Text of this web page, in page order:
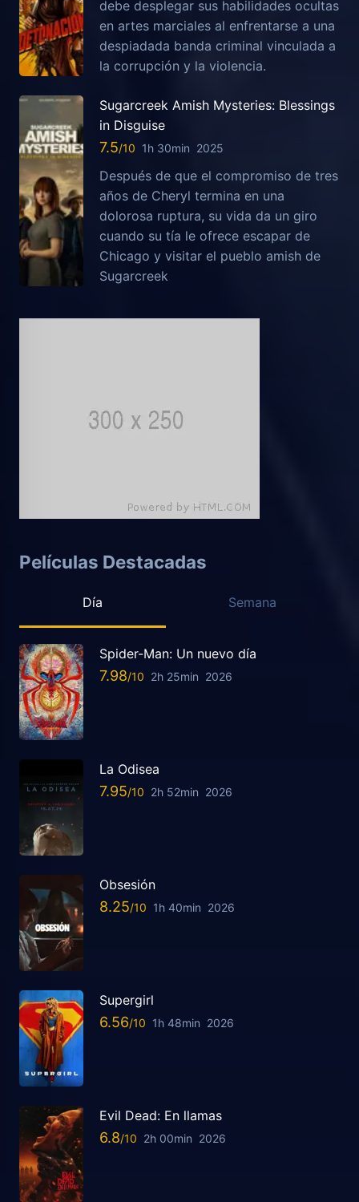
debe desplegar sus habilidades ocultas
en artes marciales al enfrentarse a una
despiadada banda criminal vinculada a
la corrupción y la violencia.
Sugarcreek Amish Mysteries: Blessings
in Disguise
7.5 1h 30min 2025
Después de que el compromiso de tres
años de Cheryl termina en una
dolorosa ruptura, su vida da un giro
cuando su tía le ofrece escapar de
Chicago y visitar el pueblo amish de
Sugarcreek
Películas Destacadas
Día Semana
Spider-Man: Un nuevo día
7.98 2h 25min 2026
La Odisea
7.95 2h 52min 2026
Obsesión
8.25 1h 40min 2026
Supergirl
6.56 1h 48min 2026
Evil Dead: En llamas
6.8 2h 00min 2026